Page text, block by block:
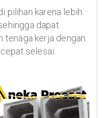
pilihan karena lebih
dapat
tenaga kerja dengan
selesai.